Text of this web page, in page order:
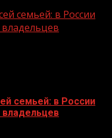
семьей: в России
владельцев
семьей: в России
владельцев